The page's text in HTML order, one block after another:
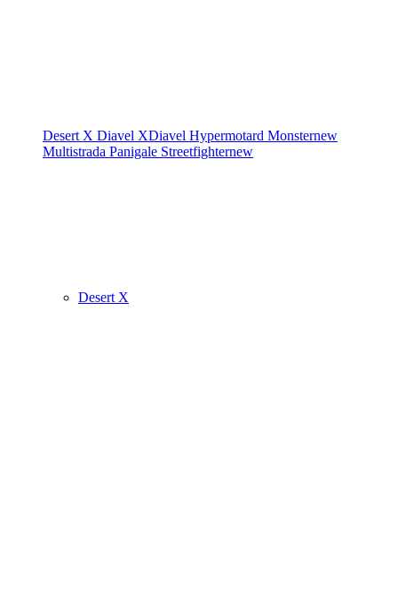
Desert X Diavel XDiavel Hypermotard Monsternew
Multistrada Panigale Streetfighternew
Desert X